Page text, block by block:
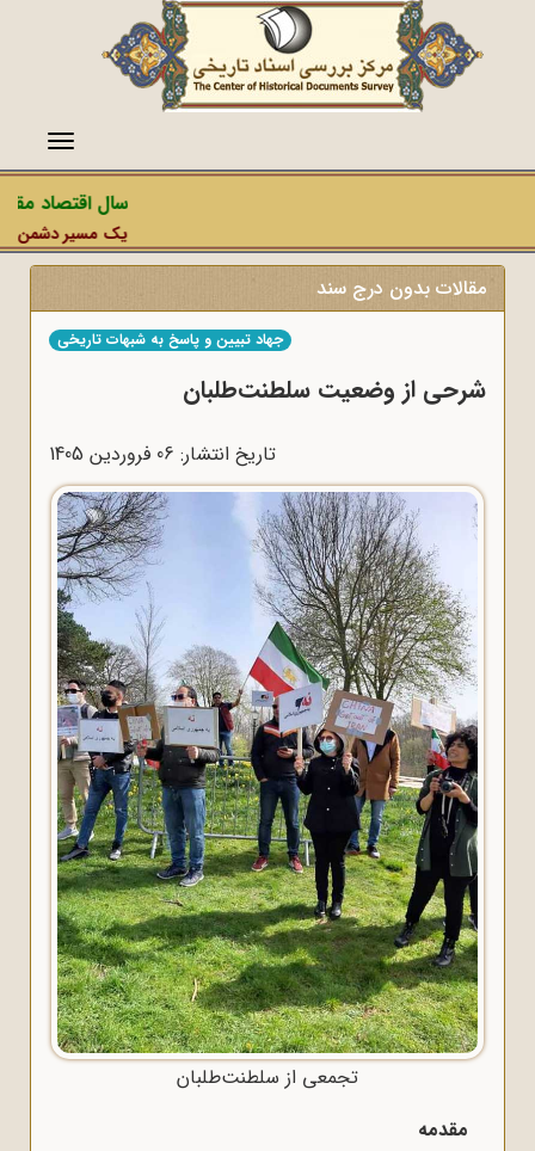
منو
سال اقتصاد
یک مسیر دشمن،
مقالات بدون درج سند
جهاد تبیین و پاسخ به شبهات تاریخی
شرحی از وضعیت سلطنت‌طلبان
تاریخ انتشار: 06 فروردين 1405
تجمعی از سلطنت‌طلبان
مقدمه